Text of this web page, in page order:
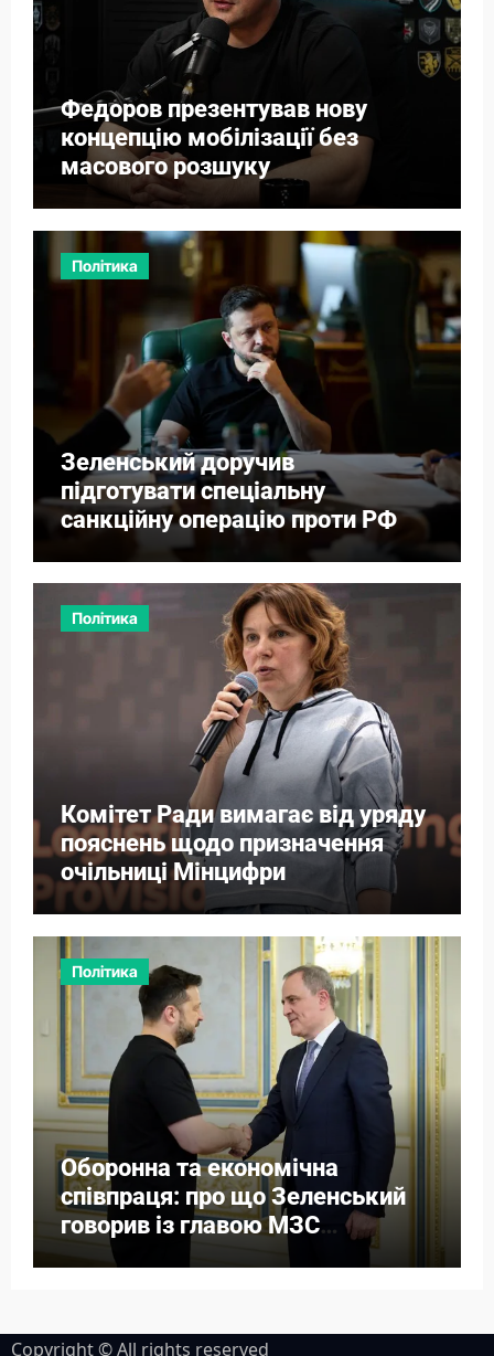
Федоров презентував нову
концепцію мобілізації без
масового розшуку
Політика
Зеленський доручив
підготувати спеціальну
санкційну операцію проти РФ
Політика
Комітет Ради вимагає від уряду
пояснень щодо призначення
очільниці Мінцифри
Політика
Оборонна та економічна
співпраця: про що Зеленський
говорив із главою МЗС
Азербайджану
Copyright © All rights reserved